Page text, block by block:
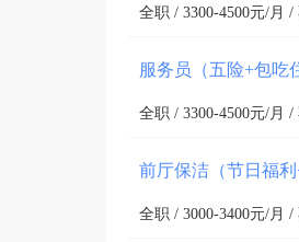
全职 / 3300-4500元/月
服务员（五险+包吃
全职 / 3300-4500元/月
前厅保洁（节日福利
全职 / 3000-3400元/月